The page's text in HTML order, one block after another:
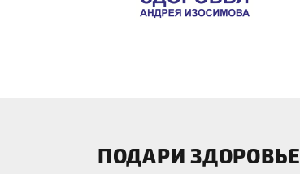
ПОДАРИ ЗДОРОВЬЕ